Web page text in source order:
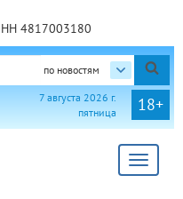
4817003180
по новостям
18+
7 августа 2026 г.
пятница
Toggle